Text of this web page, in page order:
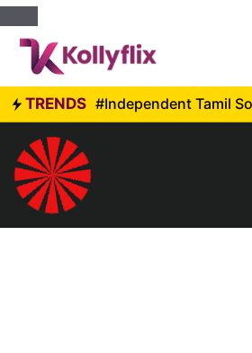
Skip
content
TRENDS #Independent Tamil